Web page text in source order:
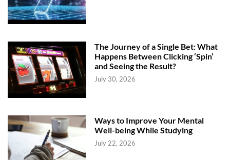
The Journey of a Single Bet: What
Happens Between Clicking ‘Spin’
and Seeing the Result?
July 30, 2026
Ways to Improve Your Mental
Well-being While Studying
July 22, 2026